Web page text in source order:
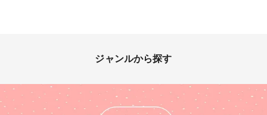
ジャンルから探す